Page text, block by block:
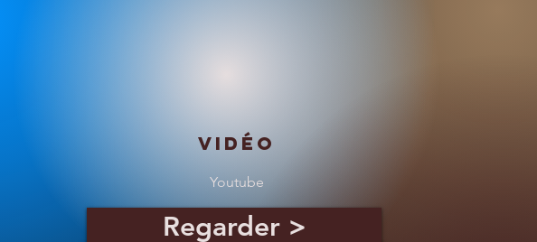
Vidéo
Youtube
Regarder >